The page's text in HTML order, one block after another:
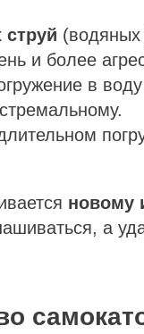
и более
в
новому
а